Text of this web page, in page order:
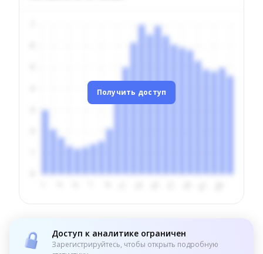
Получить доступ
Доступ к аналитике ограничен
Зарегистрируйтесь, чтобы открыть подробную